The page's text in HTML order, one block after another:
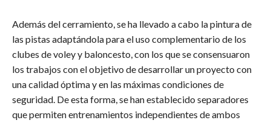
Además del cerramiento, se ha llevado a cabo la pintura de
las pistas adaptándola para el uso complementario de los
clubes de voley y baloncesto, con los que se consensuaron
los trabajos con el objetivo de desarrollar un proyecto con
una calidad óptima y en las máximas condiciones de
seguridad. De esta forma, se han establecido separadores
que permiten entrenamientos independientes de ambos